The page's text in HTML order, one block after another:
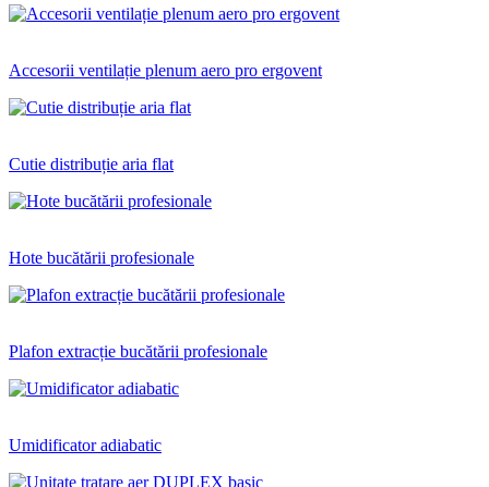
Accesorii ventilație plenum aero pro ergovent
Cutie distribuție aria flat
Hote bucătării profesionale
Plafon extracție bucătării profesionale
Umidificator adiabatic